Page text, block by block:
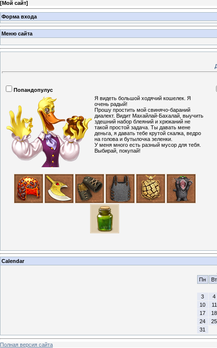
[Мой сайт]
Форма входа
Меню сайта
Попандопулус
Я видеть большой ходячий кошелек. Я
очень радый!
Прошу простить мой свинячо-бараний
диалект. Видит Махайлай-Бахалай, выучить
здешний набор блеяний и хрюканий не
такой простой задача. Ты давать мене
деньга, я давать тебе крутой скалка, ведро
на голова и бутылочка зеленки.
У меня много есть разный мусор для тебя.
Выбирай, покупай!
Calendar
Пн
Вт
3
4
10
11
17
18
24
25
31
Полная версия сайта